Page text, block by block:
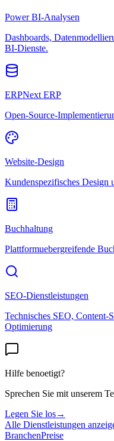
Power BI-Analysen
Dashboards,
BI-Dienste.
ERPNext ERP
Open-Source-
Website-Design
Kundenspezifisches Design
Buchhaltung
Plattformuebergreifende
SEO-Dienstleistungen
Technisches SEO,
Optimierung
Hilfe benoetigt?
Sprechen Sie mit unserem
Legen Sie los→
Alle Dienstleistungen
BranchenPreise